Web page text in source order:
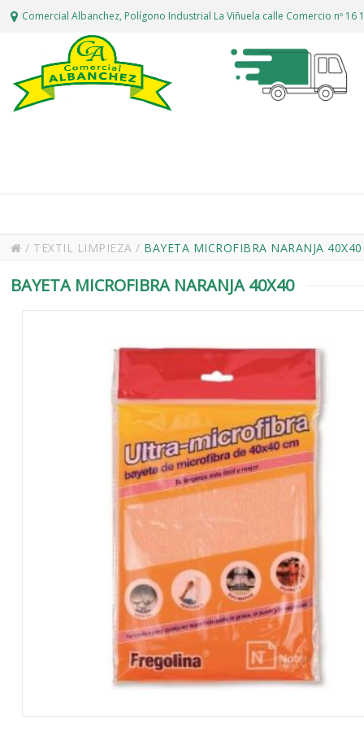
Comercial Albanchez, Polígono Industrial La Viñuela calle Comercio nº 16
/ TEXTIL LIMPIEZA/ BAYETA MICROFIBRA NARANJA 40X40
BAYETA MICROFIBRA NARANJA 40X40